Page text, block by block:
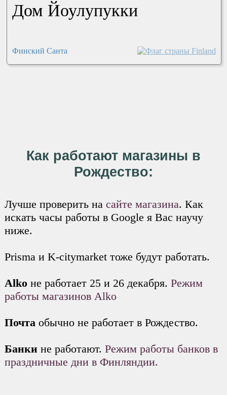
Дом Йоулупукки
Финский Санта
Как работают магазины в
Рождество:
Лучше проверить на сайте магазина. Как
искать часы работы в Google я Вас научу
ниже.
Prisma и K-citymarket тоже будут работать.
Alkoне работает 25 и 26 декабря. Режим
работы магазинов Alko
Почтаобычно не работает в Рождество.
Банки не работают. Режим работы банков в
праздничные дни в Финляндии.